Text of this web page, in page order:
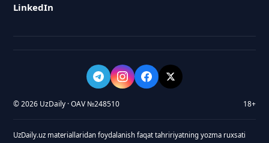
LinkedIn
© 2026 UzDaily · OAV №248510 18+
UzDaily.uz materiallaridan foydalanish faqat tahririyatning yozma ruxsati